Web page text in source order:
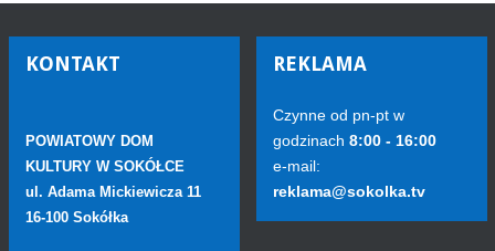
KONTAKT
POWIATOWY DOM
KULTURY W SOKÓŁCE
ul. Adama Mickiewicza 11
16-100 Sokółka
REKLAMA
Czynne od pn-pt w
godzinach 8:00 - 16:00
e-mail:
reklama@sokolka.tv